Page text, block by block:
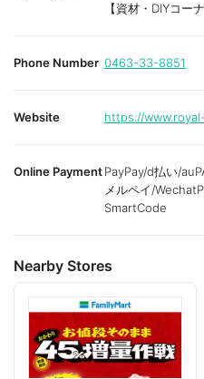
【資材・DIYコー
Phone Number 0463-33-8851
Website https://
Online PaymentPayPay/d払い/
メルペイ/
SmartCode
Nearby Stores